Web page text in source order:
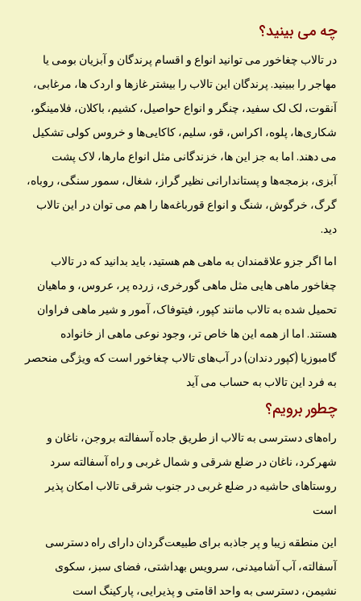
چه می بینید؟
در تالاب چغاخور می توانید انواع و اقسام پرندگان و آبزیان بومی یا
مهاجر را ببینید. پرندگان این تالاب را بیشتر غازها و اردک ها، مرغابی،
آنقوت، لک لک سفید، چنگر و انواع حواصیل، کشیم، باکلان، فلامینگو،
شکاری‌ها، پلوه، اکراس، قو، سلیم، کاکایی‌ها و خروس کولی تشکیل
می دهند. اما به جز این ها، خزندگانی مثل انواع مارها، لاک پشت
آبزی، بزمجه‌ها و پستاندارانی نظیر گراز، شغال، سمور سنگی، روباه،
گرگ، خرگوش، شنگ و انواع قورباغه‌ها را هم می توان در این تالاب
دید.
اما اگر جزو علاقمندان به ماهی هم هستید، باید بدانید که در تالاب
چغاخور ماهی هایی مثل ماهی گورخری، زرده پر، عروس، و ماهیان
تحمیل شده به تالاب مانند کپور، فیتوفاک، آمور و شیر ماهی فراوان
هستند. اما از همه این ها خاص تر، وجود نوعی ماهی از خانواده
گامبوزیا (کپور دندان) در آب‌های تالاب چغاخور است که ویژگی منحصر
به فرد این تالاب به حساب می آید
چطور برویم؟
راه‌هاى دسترسى به تالاب از طریق جاده آسفالته بروجن، ناغان و
شهرکرد، ناغان در ضلع شرقى و شمال غربى و راه آسفالته سرد
روستاهاى حاشیه در ضلع غربى در جنوب شرقى تالاب امکان پذیر
است
این منطقه زیبا و پر جاذبه برای طبیعت‌گردان دارای راه دسترسی
آسفالته، آب آشامیدنی، سرویس بهداشتی، فضای سبز، سکوی
نشیمن، دسترسی به واحد اقامتی و پذیرایی، پارکینگ است